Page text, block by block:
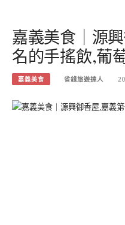
嘉義美食｜源
名的手搖飲,葡
嘉義美食 省錢旅遊達人